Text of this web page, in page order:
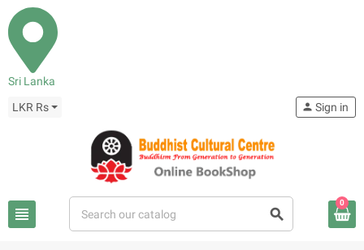
Sri Lanka
LKR Rs
view_headline search
person Sign in
0